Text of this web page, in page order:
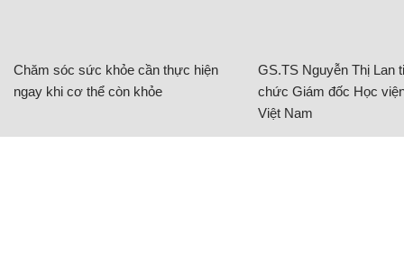
Chăm sóc sức khỏe cần thực hiện
ngay khi cơ thể còn khỏe
GS.TS Nguyễn Thị Lan
chức Giám đốc Học
Việt Nam